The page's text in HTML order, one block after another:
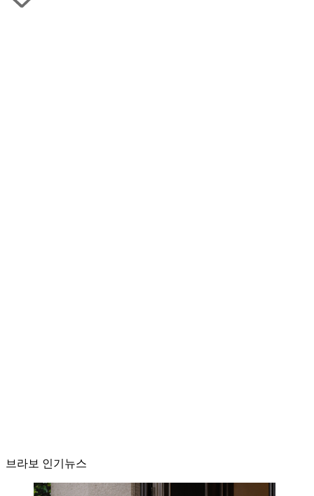
브라보 인기뉴스